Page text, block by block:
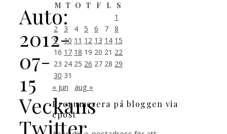
Auto:
2012-
07-
15
Veckans
Twitter
M T O T F L
S
1
2
3 4 5 6 7
8
9
10 11 12 13 14 15
16 17 18 19 20 21 22
23 24 25 26 27 28 29
30 31
« jun aug »
Prenumerera på bloggen via
epost